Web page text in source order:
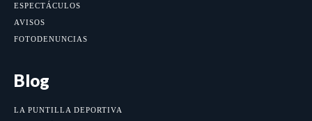
ESPECTÁCULOS
AVISOS
FOTODENUNCIAS
Blog
LA PUNTILLA DEPORTIVA